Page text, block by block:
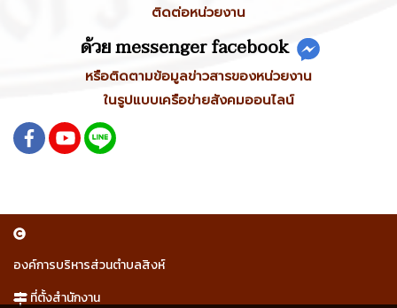
ติดต่อหน่วยงาน
ด้วย messenger facebook
หรือติดตามข้อมูลข่าวสารของหน่วยงาน
ในรูปแบบเครือข่ายสังคมออนไลน์
องค์การบริหารส่วนตำบลสิงห์
ที่ตั้งสำนักงาน